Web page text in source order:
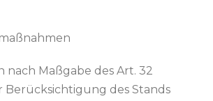
nach Maßgabe des Art. 32
Berücksichtigung des Stands